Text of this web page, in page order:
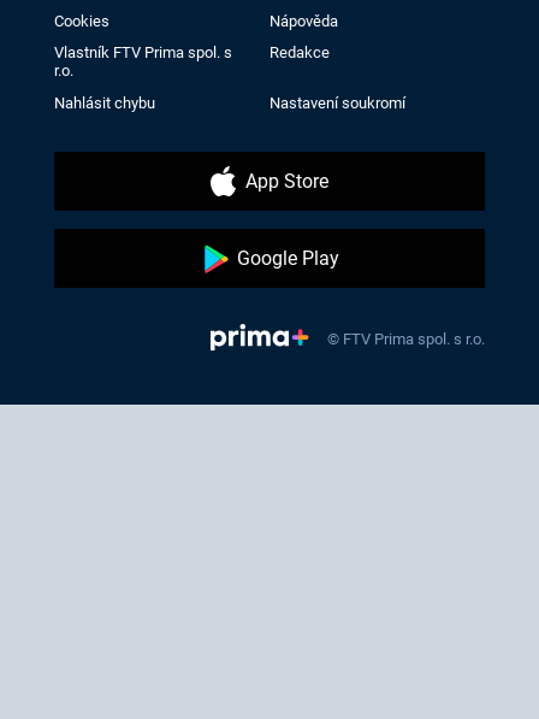
Cookies
Nápověda
Vlastník FTV Prima spol. s
r.o.
Redakce
Nahlásit chybu Nastavení soukromí
App Store
Google Play
© FTV Prima spol. s r.o.